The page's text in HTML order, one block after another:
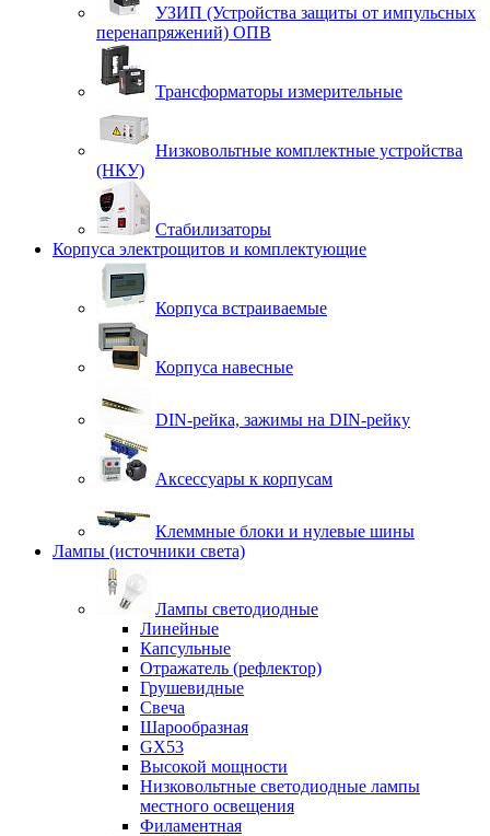
УЗИП (Устройства защиты от импульсных
перенапряжений) ОПВ
Трансформаторы измерительные
Низковольтные комплектные устройства
(НКУ)
Стабилизаторы
Корпуса электрощитов и комплектующие
Корпуса встраиваемые
Корпуса навесные
DIN-рейка, зажимы на DIN-рейку
Аксессуары к корпусам
Клеммные блоки и нулевые шины
Лампы (источники света)
Лампы светодиодные
Линейные
Капсульные
Отражатель (рефлектор)
Грушевидные
Свеча
Шарообразная
GX53
Высокой мощности
Низковольтные светодиодные лампы
местного освещения
Филаментная